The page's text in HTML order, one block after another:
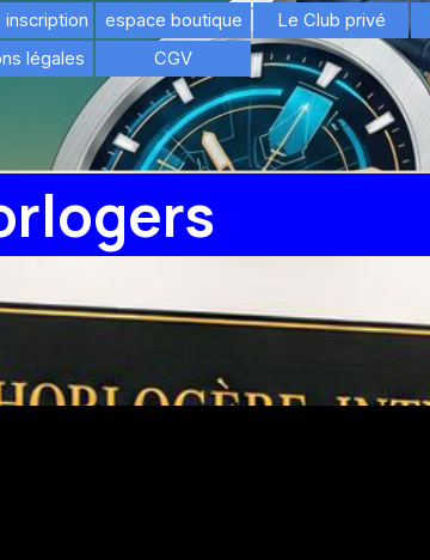
Sauter le menu
Sauter le menu
▼
inscription ▼
espace boutique ▼
Le Club privé
légales CGV